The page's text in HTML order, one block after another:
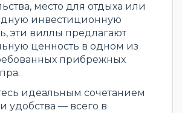
место для отдыха или
инвестиционную
эти виллы предлагают
ценность в одном из
прибрежных
идеальным сочетанием
удобства — всего в